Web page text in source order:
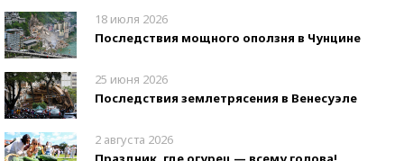
18 июля 2026
Последствия мощного оползня в Чунцине
25 июня 2026
Последствия землетрясения в Венесуэле
2 августа 2026